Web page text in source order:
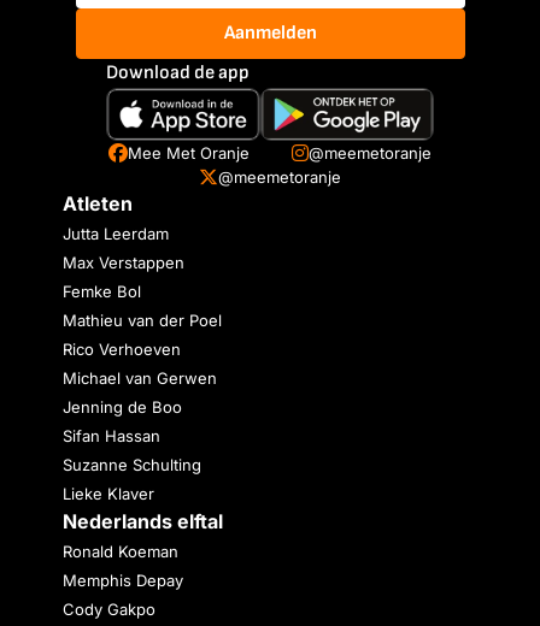
Aanmelden
Download de app
Mee Met Oranje
@meemetoranje
@meemetoranje
Atleten
Jutta Leerdam
Max Verstappen
Femke Bol
Mathieu van der Poel
Rico Verhoeven
Michael van Gerwen
Jenning de Boo
Sifan Hassan
Suzanne Schulting
Lieke Klaver
Nederlands elftal
Ronald Koeman
Memphis Depay
Cody Gakpo